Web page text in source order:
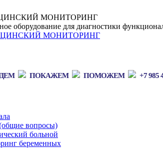
МОНИТОРИНГ
оборудование для диагностики
ПОКАЖЕМ ПОМОЖЕМ +7 985
вопросы)
больной
беременных